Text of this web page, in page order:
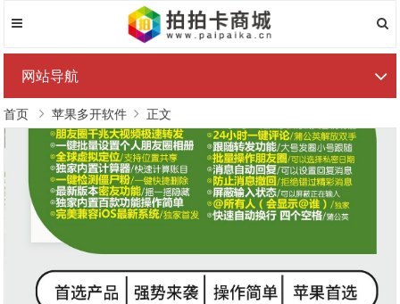
网站导航
首页 苹果多开软件 正文